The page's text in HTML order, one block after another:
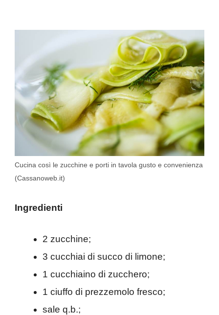
Cucina così le zucchine e porti in tavola gusto e convenienza
(Cassanoweb.it)
Ingredienti
2 zucchine;
3 cucchiai di succo di limone;
1 cucchiaino di zucchero;
1 ciuffo di prezzemolo fresco;
sale q.b.;